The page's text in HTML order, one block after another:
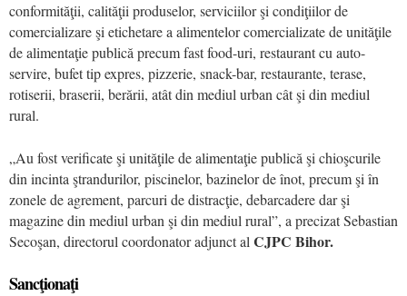
conformităţii, calităţii produselor, serviciilor şi condiţiilor de
comercializare şi etichetare a alimentelor comercializate de unităţile
de alimentaţie publică precum fast food-uri, restaurant cu auto-
servire, bufet tip expres, pizzerie, snack-bar, restaurante, terase,
rotiserii, braserii, berării, atât din mediul urban cât şi din mediul
rural.
„Au fost verificate şi unităţile de alimentaţie publică şi chioşcurile
din incinta ştrandurilor, piscinelor, bazinelor de înot, precum şi în
zonele de agrement, parcuri de distracţie, debarcadere dar şi
magazine din mediul urban şi din mediul rural”, a precizat Sebastian
Secoşan, directorul coordonator adjunct al CJPC Bihor.
Sancţionaţi